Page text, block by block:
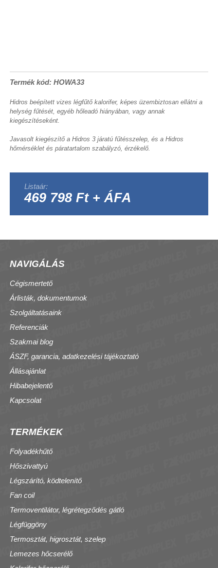
Termék kód: HOWA33
Hidros beépített vizes légfűtő kalorifer, képes üzembiztosan ellátni a
helység fűtését, egyéb hőleadó hiányában, vagy annak
kiegészítéseként.
Javasolt kiegészítő a Hidros 3 járatú fűtésszelep, és a Hidros
hőmérséklet és páratartalom szabályzó, érzékelő.
Listaár:
469 798 Ft + ÁFA
NAVIGÁLÁS
Cégismertető
Árlisták, dokumentumok
Szolgáltatásaink
Referenciák
Szakmai blog
ÁSZF, garancia, adatkezelési tájékoztató
Állásajánlat
Hibabejelentő
Kapcsolat
TERMÉKEK
Folyadékhűtő
Hőszivattyú
Légszárító, ködtelenítő
Fan coil
Termoventilátor, légrétegződés gátló
Légfüggöny
Termosztát, higrosztát, szelep
Lemezes hőcserélő